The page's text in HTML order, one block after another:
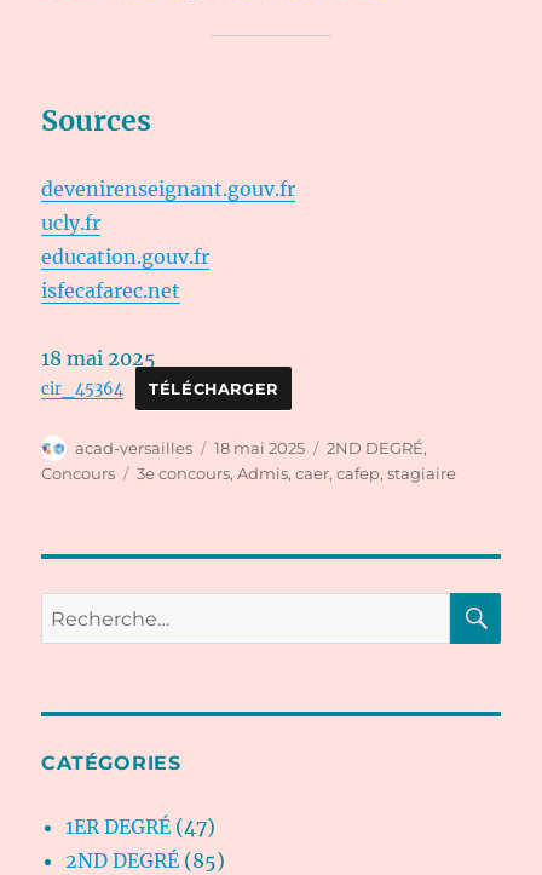
Sources
devenirenseignant.gouv.fr
ucly.fr
education.gouv.fr
isfecafarec.net
18 mai 2025
cir_45364 TÉLÉCHARGER
Auteur
acad-versailles
Publié
le
18 mai 2025 Catégories
2ND DEGRÉ,
Concours
Étiquettes
3e concours,Admis,caer,cafep,stagiaire
Recherche
pour :
CATÉGORIES
1ER DEGRÉ (47)
2ND DEGRÉ (85)